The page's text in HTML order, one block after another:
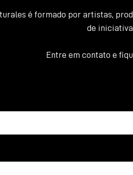
é formado por artistas,
de
Entre em contato e